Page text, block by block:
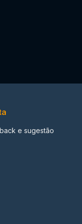
e sugestão